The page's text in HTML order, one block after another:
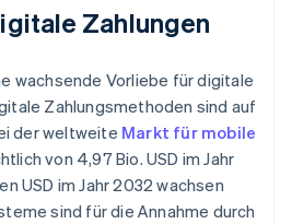
Zahlungen
wachsende Vorliebe für digitale
Zahlungsmethoden sind auf
der weltweite Markt für mobile
von 4,97 Bio. USD im Jahr
USD im Jahr 2032 wachsen
sind für die Annahme durch